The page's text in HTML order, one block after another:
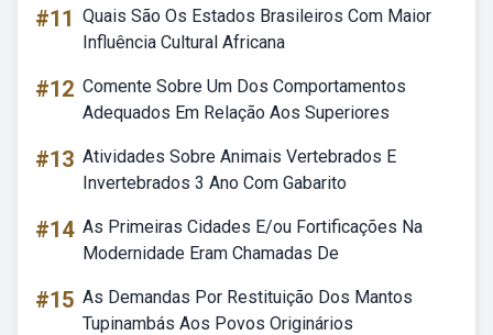
#11 Quais São Os Estados Brasileiros Com Maior
Influência Cultural Africana
#12 Comente Sobre Um Dos Comportamentos
Adequados Em Relação Aos Superiores
#13 Atividades Sobre Animais Vertebrados E
Invertebrados 3 Ano Com Gabarito
#14 As Primeiras Cidades E/ou Fortificações Na
Modernidade Eram Chamadas De
#15 As Demandas Por Restituição Dos Mantos
Tupinambás Aos Povos Originários